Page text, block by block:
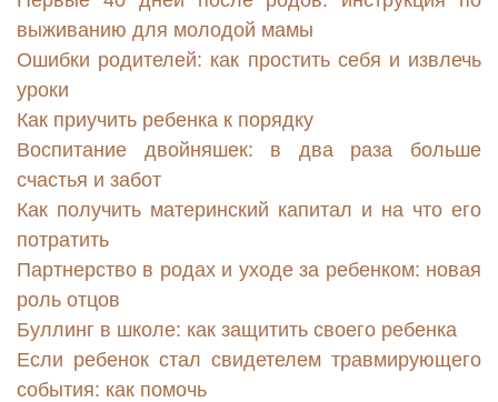
выживанию для молодой мамы
Ошибки родителей: как простить себя и извлечь
уроки
Как приучить ребенка к порядку
Воспитание двойняшек: в два раза больше
счастья и забот
Как получить материнский капитал и на что его
потратить
Партнерство в родах и уходе за ребенком: новая
роль отцов
Буллинг в школе: как защитить своего ребенка
Если ребенок стал свидетелем травмирующего
события: как помочь